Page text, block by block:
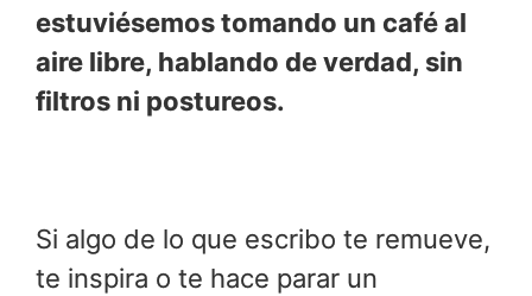
estuviésemos tomando un café al
aire libre, hablando de verdad, sin
filtros ni postureos.
Si algo de lo que escribo te remueve,
te inspira o te hace parar un